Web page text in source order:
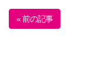
« 前の記事